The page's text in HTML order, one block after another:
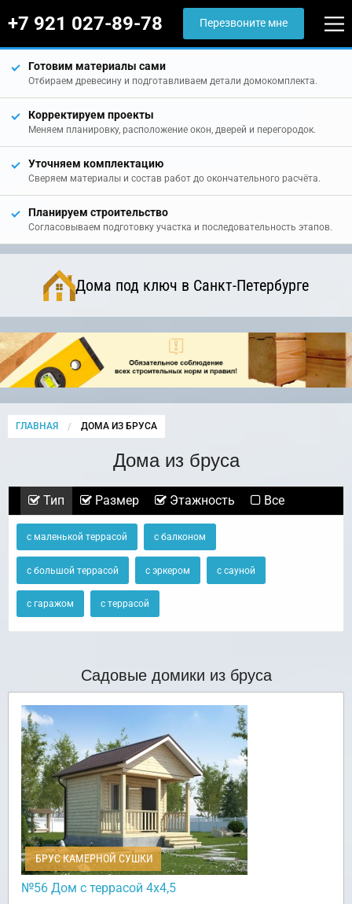
+7 921 027-89-78 Перезвоните мне
Готовим материалы сами
Отбираем древесину и подготавливаем детали домокомплекта.
Корректируем проекты
Меняем планировку, расположение окон, дверей и перегородок.
Уточняем комплектацию
Сверяем материалы и состав работ до окончательного расчёта.
Планируем строительство
Согласовываем подготовку участка и последовательность этапов.
Дома под ключ в Санкт-Петербурге
ГЛАВНАЯ CURRENT:
ДОМА ИЗ БРУСА
Дома из бруса
Тип Размер Этажность Все
с маленькой террасой с балконом
с большой террасой с эркером с сауной
с гаражом с террасой
Садовые домики из бруса
БРУС КАМЕРНОЙ СУШКИ
№56 Дом с террасой 4х4,5